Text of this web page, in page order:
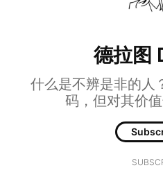
德拉图
什么是不辨是非的人
码，但对其价值